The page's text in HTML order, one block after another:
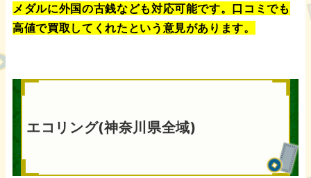
メダルに外国の古銭なども対応可能です。口コミでも
高値で買取してくれたという意見があります。
エコリング(神奈川県全域)